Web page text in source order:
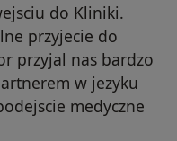
do Kliniki.
przyjecie do
przyjal nas bardzo
w jezyku
medyczne